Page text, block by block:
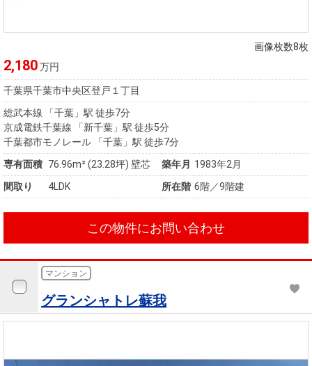
税金の本
（電子ブ
ック）
画像枚数8枚
2,180万円
千葉県千葉市中央区登戸１丁目
総武本線 「千葉」駅 徒歩7分
京成電鉄千葉線 「新千葉」駅 徒歩5分
千葉都市モノレール 「千葉」駅 徒歩7分
専有面積 76.96m²(23.28坪) 壁芯 築年月
1983年2月
間取り
4LDK 所在階 6階／9階建
この物件にお問い合わせ
マンション
グランシャトレ蘇我